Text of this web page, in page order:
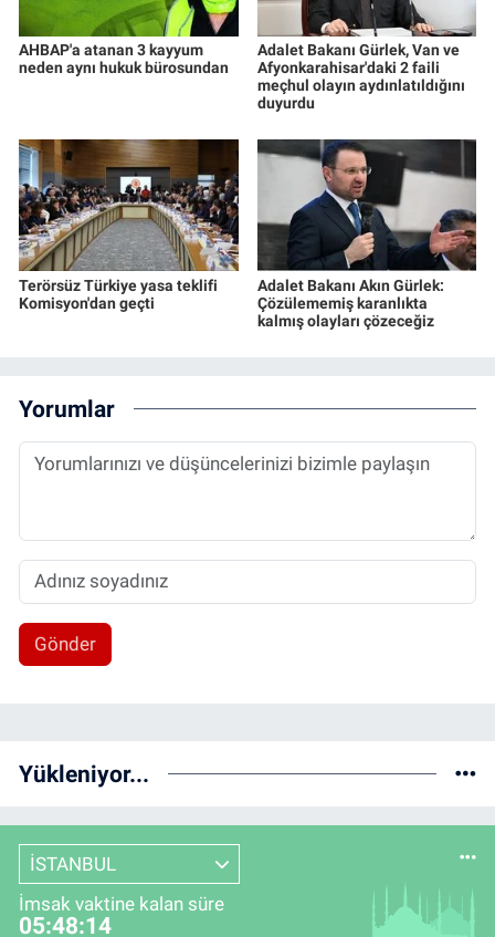
AHBAP'a atanan 3 kayyum
neden aynı hukuk bürosundan
Adalet Bakanı Gürlek, Van ve
Afyonkarahisar'daki 2 faili
meçhul olayın aydınlatıldığını
duyurdu
Terörsüz Türkiye yasa teklifi
Komisyon'dan geçti
Adalet Bakanı Akın Gürlek:
Çözülememiş karanlıkta
kalmış olayları çözeceğiz
Yorumlar
Gönder
Yükleniyor...
İSTANBUL
İmsak vaktine kalan süre
05:48:13